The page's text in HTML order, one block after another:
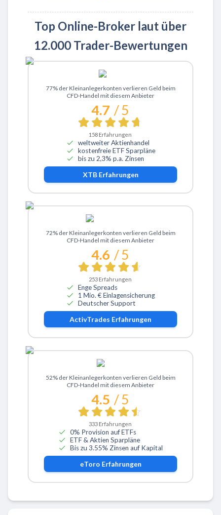
Top Online-Broker laut über
12.000 Trader-Bewertungen
Zu XTB
77% der Kleinanlegerkonten verlieren Geld beim
CFD-Handel mit diesem Anbieter
4.7 / 5
158 Erfahrungen
weltweiter Aktienhandel
kostenfreie ETF Sparpläne
bis zu 2,3% p.a. Zinsen
XTBErfahrungen
Zu ActivTrades
72% der Kleinanlegerkonten verlieren Geld beim
CFD-Handel mit diesem Anbieter
4.6 / 5
253 Erfahrungen
Enge Spreads
1 Mio. € Einlagensicherung
Deutscher Support
ActivTrades Erfahrungen
Zu eToro
52% der Kleinanlegerkonten verlieren Geld beim
CFD-Handel mit diesem Anbieter
4.5 / 5
333 Erfahrungen
0% Provision auf ETFs
ETF & Aktien Sparpläne
Bis zu 3.55% Zinsen auf Kapital
eToro Erfahrungen